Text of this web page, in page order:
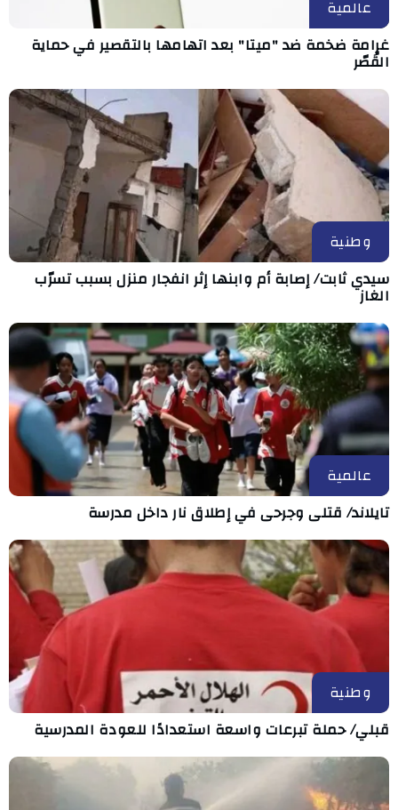
عالمية
غرامة ضخمة ضد "ميتا" بعد اتهامها بالتقصير في حماية
القُصّر
وطنية
سيدي ثابت/ إصابة أم وابنها إثر انفجار منزل بسبب تسرّب
الغاز
عالمية
تايلاند/ قتلى وجرحى في إطلاق نار داخل مدرسة
وطنية
قبلي/ حملة تبرعات واسعة استعدادًا للعودة المدرسية